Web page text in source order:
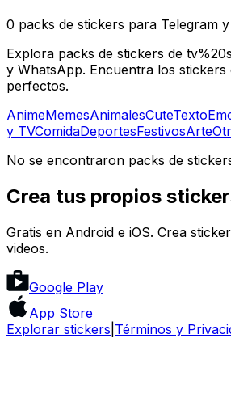
0 packs de stickers para Telegram
Explora packs de stickers de
y WhatsApp. Encuentra los
perfectos.
AnimeMemesAnimalesCuteTexto
y TVComidaDeportesFestivosArte
No se encontraron packs de
Crea tus propios
Gratis en Android e iOS. Crea
videos.
Google Play
App Store
Explorar stickers Términos y